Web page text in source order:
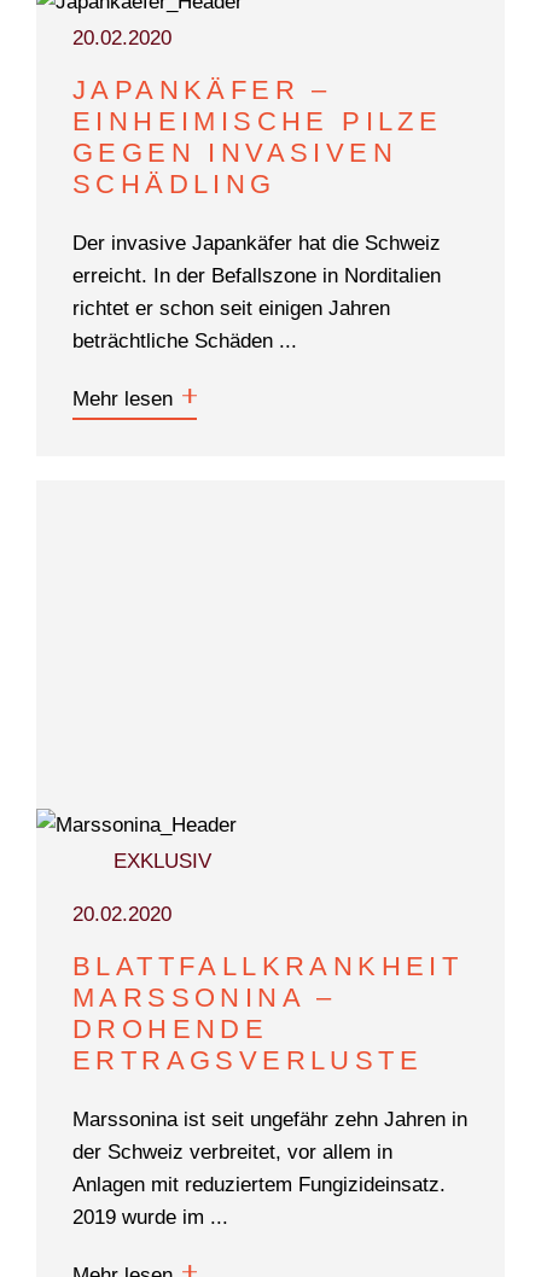
20.02.2020
JAPANKÄFER –
EINHEIMISCHE PILZE
GEGEN INVASIVEN
SCHÄDLING
Der invasive Japankäfer hat die Schweiz
erreicht. In der Befallszone in Norditalien
richtet er schon seit einigen Jahren
beträchtliche Schäden ...
Mehr lesen
EXKLUSIV
20.02.2020
BLATTFALLKRANKHEIT
MARSSONINA –
DROHENDE
ERTRAGSVERLUSTE
Marssonina ist seit ungefähr zehn Jahren in
der Schweiz verbreitet, vor allem in
Anlagen mit reduziertem Fungizideinsatz.
2019 wurde im ...
Suchen